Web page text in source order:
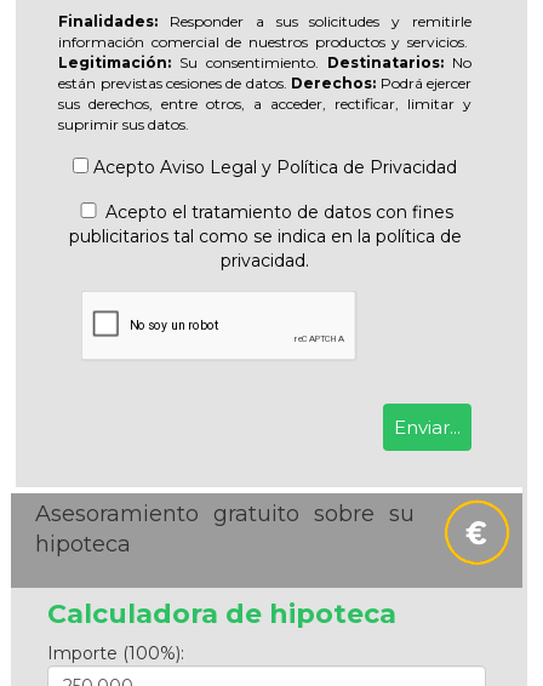
Finalidades: Responder a sus solicitudes y remitirle
información comercial de nuestros productos y servicios.
Legitimación: Su consentimiento. Destinatarios:No
están previstas cesiones de datos. Derechos: Podrá ejercer
sus derechos, entre otros, a acceder, rectificar, limitar y
suprimir sus datos.
AceptoAviso Legal y Política de Privacidad
Acepto el tratamiento de datos con fines
publicitarios tal como se indica en la política de
privacidad.
Asesoramiento gratuito sobre su
hipoteca
Calculadora de hipoteca
Importe (100%):